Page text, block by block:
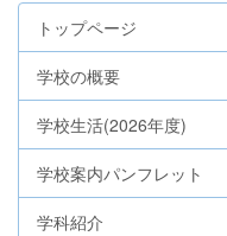
トップページ
学校の概要
学校生活(2026年度)
学校案内パンフレット
学科紹介